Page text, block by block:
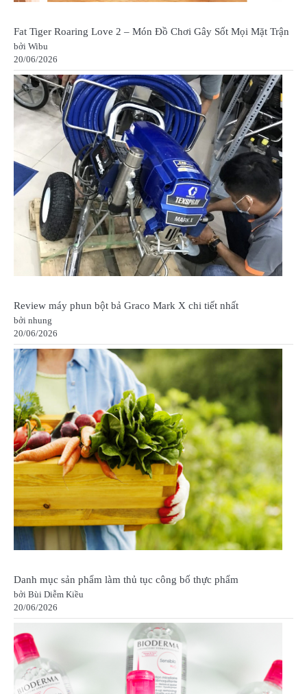
Fat Tiger Roaring Love 2 – Món Đồ Chơi Gây Sốt Mọi Mặt Trận
bởi Wibu
20/06/2026
Review máy phun bột bả Graco Mark X chi tiết nhất
bởi nhung
20/06/2026
Danh mục sản phẩm làm thủ tục công bố thực phẩm
bởi Bùi Diễm Kiều
20/06/2026